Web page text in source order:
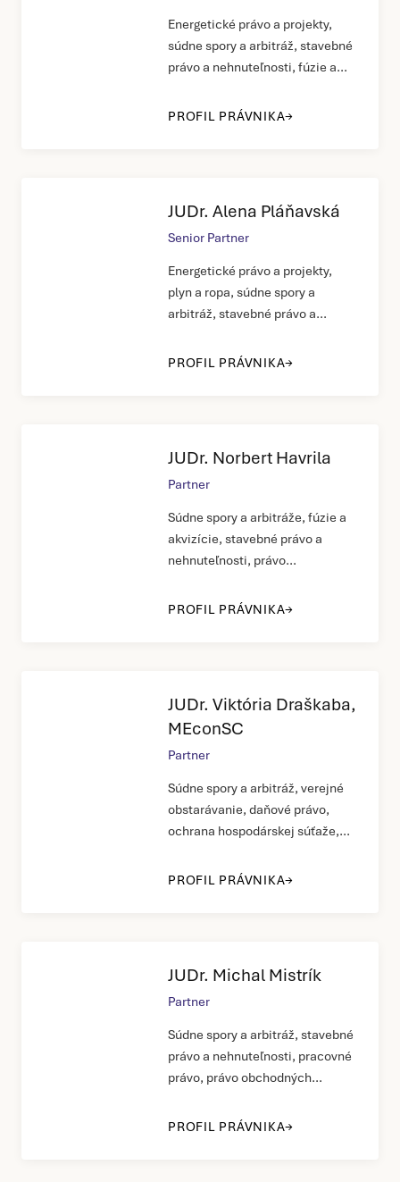
Energetické právo a projekty,
súdne spory a arbitráž, stavebné
právo a nehnuteľnosti, fúzie a
reštrukturalizácia a konkurzné
PROFIL PRÁVNIKA
JUDr. Alena Pláňavská
Senior Partner
Energetické právo a projekty,
plyn a ropa, súdne spory a
arbitráž, stavebné právo a
FIDIC, bankové a finančné právo,
PROFIL PRÁVNIKA
JUDr. Norbert Havrila
Partner
Súdne spory a arbitráže, fúzie a
akvizície, stavebné právo a
nehnuteľnosti, právo
PROFIL PRÁVNIKA
JUDr. Viktória Draškaba,
MEconSC
Partner
Súdne spory a arbitráž, verejné
obstarávanie, daňové právo,
ochrana hospodárskej súťaže,
PROFIL PRÁVNIKA
JUDr. Michal Mistrík
Partner
Súdne spory a arbitráž, stavebné
právo a nehnuteľnosti, pracovné
právo, právo obchodných
PROFIL PRÁVNIKA